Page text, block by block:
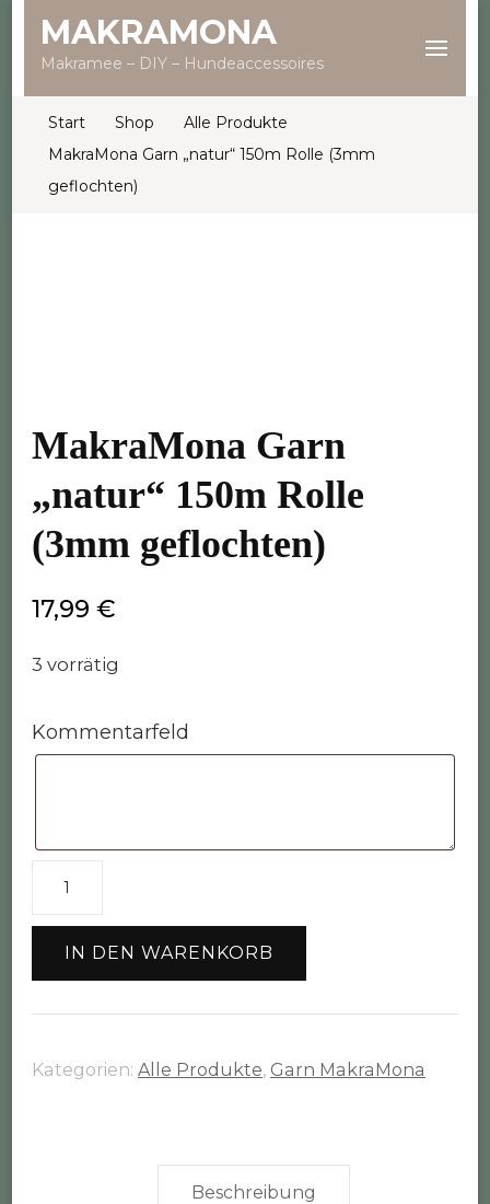
MAKRAMONA
Makramee – DIY – Hundeaccessoires
Start Shop
Alle Produkte
MakraMona Garn „natur“ 150m Rolle (3mm
geflochten)
MakraMona Garn
„natur“ 150m Rolle
(3mm geflochten)
17,99 €
3 vorrätig
Kommentarfeld
geflochten)
IN DEN WARENKORB
Kategorien: Alle Produkte, Garn MakraMona
Beschreibung